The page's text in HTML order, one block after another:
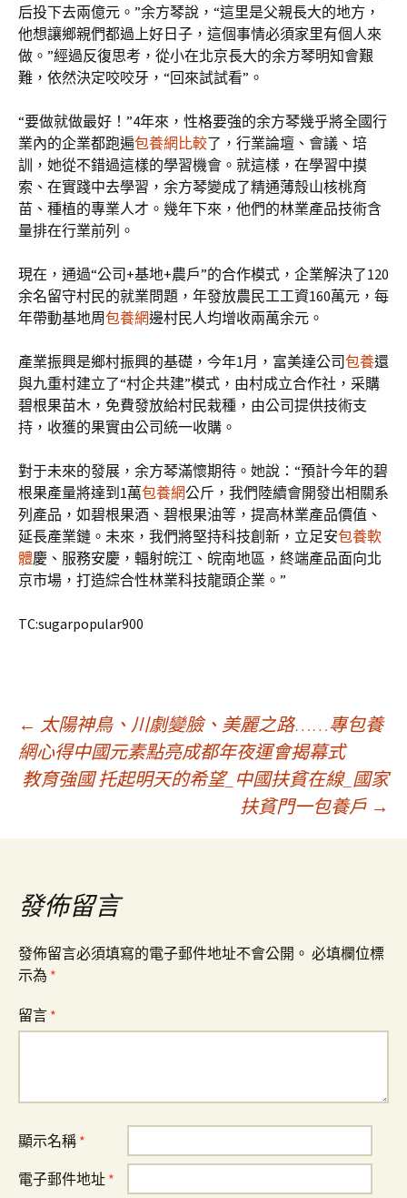
后投下去兩億元。”余方琴說，“這里是父親長大的地方，
他想讓鄉親們都過上好日子，這個事情必須家里有個人來
做。”經過反復思考，從小在北京長大的余方琴明知會艱
難，依然決定咬咬牙，“回來試試看”。
“要做就做最好！”4年來，性格要強的余方琴幾乎將全國行
業內的企業都跑遍包養網比較了，行業論壇、會議、培
訓，她從不錯過這樣的學習機會。就這樣，在學習中摸
索、在實踐中去學習，余方琴變成了精通薄殼山核桃育
苗、種植的專業人才。幾年下來，他們的林業產品技術含
量排在行業前列。
現在，通過“公司+基地+農戶”的合作模式，企業解決了120
余名留守村民的就業問題，年發放農民工工資160萬元，每
年帶動基地周包養網邊村民人均增收兩萬余元。
產業振興是鄉村振興的基礎，今年1月，富美達公司包養還
與九重村建立了“村企共建”模式，由村成立合作社，采購
碧根果苗木，免費發放給村民栽種，由公司提供技術支
持，收獲的果實由公司統一收購。
對于未來的發展，余方琴滿懷期待。她說：“預計今年的碧
根果產量將達到1萬包養網公斤，我們陸續會開發出相關系
列產品，如碧根果酒、碧根果油等，提高林業產品價值、
延長產業鏈。未來，我們將堅持科技創新，立足安包養軟
體慶、服務安慶，輻射皖江、皖南地區，終端產品面向北
京市場，打造綜合性林業科技龍頭企業。”
TC:sugarpopular900
文
章
導
覽
← 太陽神鳥、川劇變臉、美麗之路……專包養
網心得中國元素點亮成都年夜運會揭幕式
教育強國 托起明天的希望_中國扶貧在線_國家
扶貧門一包養戶 →
發佈留言
發佈留言必須填寫的電子郵件地址不會公開。 必填欄位標
示為 *
留言 *
顯示名稱 *
電子郵件地址 *